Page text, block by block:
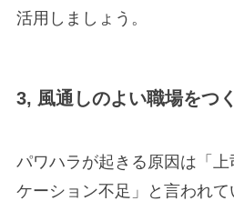
活用しましょう。
3, 風通しのよい職場をつ
パワハラが起きる原因は「
ケーション不足」と言われ